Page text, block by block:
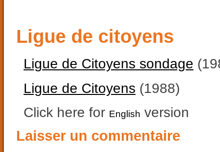
Ligue de citoyens
Ligue de Citoyens sondage
Ligue de Citoyens (1988)
Click here for English version
Laisser un commentaire